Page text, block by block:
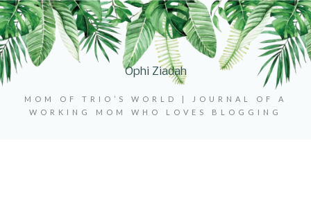
Ophi Ziadah
MOM OF TRIO’S WORLD | JOURNAL OF A
WORKING MOM WHO LOVES BLOGGING